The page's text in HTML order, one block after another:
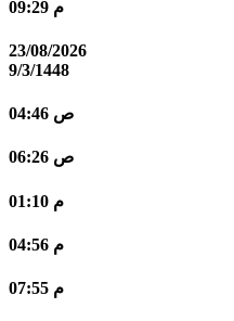
09:29 م
23/08/2026
9/3/1448
04:46 ص
06:26 ص
01:10 م
04:56 م
07:55 م